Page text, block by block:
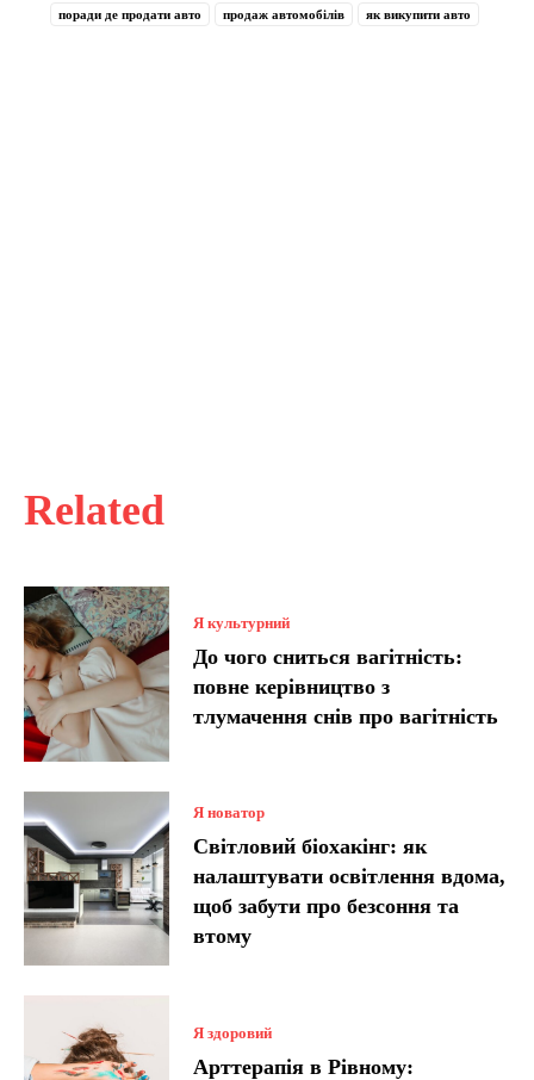
Related
Я культурний
До чого сниться вагітність:
повне керівництво з
тлумачення снів про вагітність
Я новатор
Світловий біохакінг: як
налаштувати освітлення вдома,
щоб забути про безсоння та
втому
Я здоровий
Арттерапія в Рівному:
поради де продати авто продаж автомобілів як викупити авто